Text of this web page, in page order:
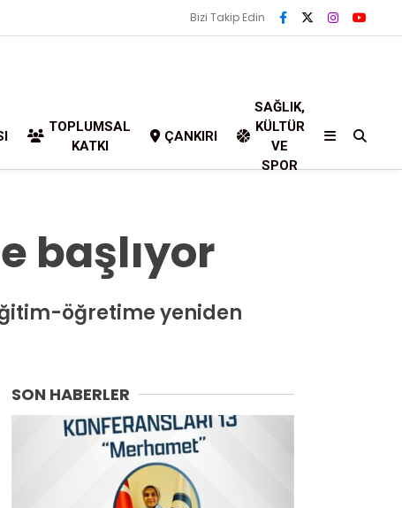
Bizi Takip Edin
TOPLUMSAL
KATKI
ÇANKIRI
SAĞLIK,
KÜLTÜR
VE
SPOR
başlıyor
öğretime yeniden
SON HABERLER